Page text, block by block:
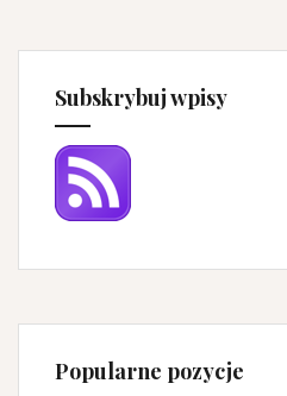
Subskrybuj wpisy
Popularne pozycje